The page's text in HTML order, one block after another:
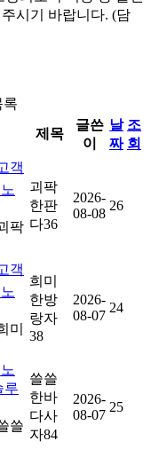
시기 바랍니다. (담
록
제목
글쓴
이
날
짜
조
회
객
팍
괴팍
한판
다36
2026-
08-08
26
객
미
희미
한방
랑자
38
2026-
08-07
24
루
쓸
쓸쓸
한바
다사
자84
2026-
08-07
25